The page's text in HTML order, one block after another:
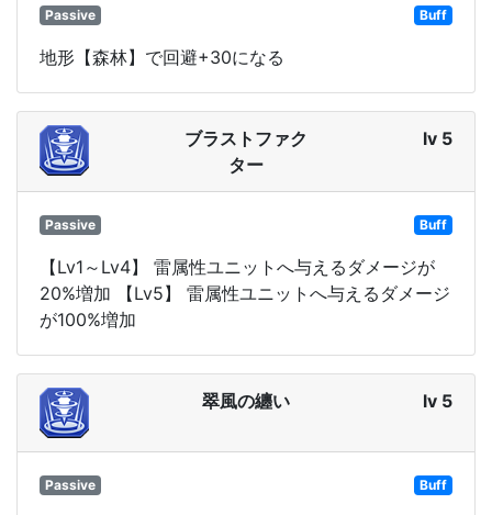
Passive Buff
地形【森林】で回避+30になる
ブラストファク
ター
lv 5
Passive Buff
【Lv1～Lv4】 雷属性ユニットへ与えるダメージが
20%増加 【Lv5】 雷属性ユニットへ与えるダメージ
が100%増加
翠風の纏い lv 5
Passive Buff